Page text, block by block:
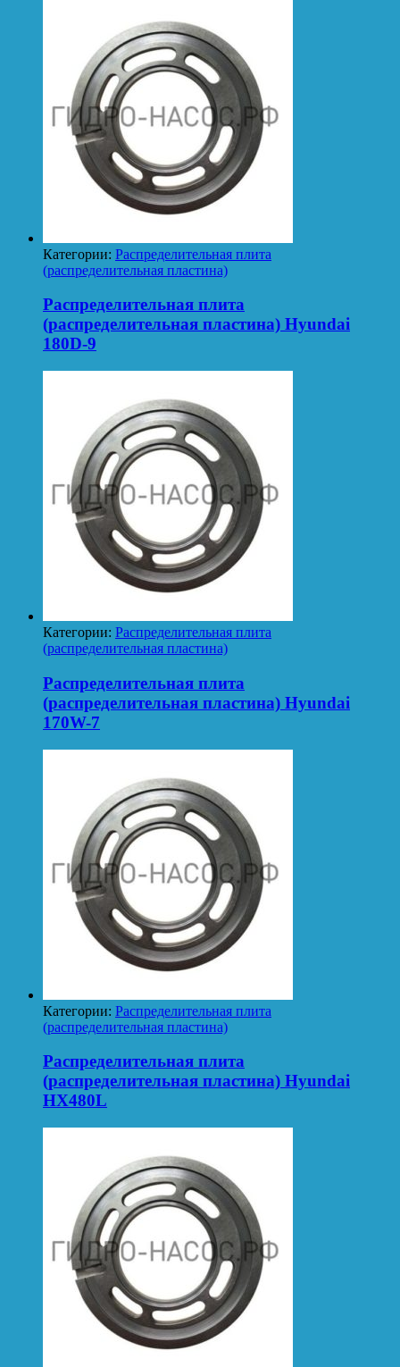
Категории: Распределительная плита
(распределительная пластина)
Распределительная плита
(распределительная пластина) Hyundai
180D-9
Категории: Распределительная плита
(распределительная пластина)
Распределительная плита
(распределительная пластина) Hyundai
170W-7
Категории: Распределительная плита
(распределительная пластина)
Распределительная плита
(распределительная пластина) Hyundai
HX480L